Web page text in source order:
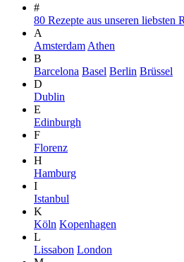
#
80 Rezepte aus unseren liebsten
A
Amsterdam Athen
B
Barcelona Basel Berlin Brüssel
D
Dublin
E
Edinburgh
F
Florenz
H
Hamburg
I
Istanbul
K
Köln Kopenhagen
L
Lissabon London